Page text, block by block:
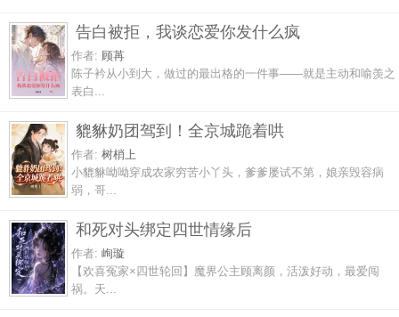
告白被拒，我谈恋爱你发什么疯
作者: 顾苒
陈子衿从小到大，做过的最出格的一件事——就是主动和喻羡之
表白...
貔貅奶团驾到！全京城跪着哄
作者: 树梢上
小貔貅呦呦穿成农家穷苦小丫头，爹爹屡试不第，娘亲毁容病
弱，哥...
和死对头绑定四世情缘后
作者: 峋璇
【欢喜冤家×四世轮回】魔界公主顾离颜，活泼好动，最爱闯
祸。天...